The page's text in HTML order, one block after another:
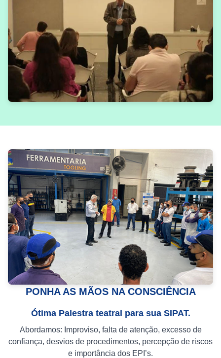
PONHA AS MÃOS NA CONSCIÊNCIA
Ótima Palestra teatral para sua SIPAT.
Abordamos: Improviso, falta de atenção, excesso de
confiança, desvios de procedimentos, percepção de riscos
e importância dos EPI’s.